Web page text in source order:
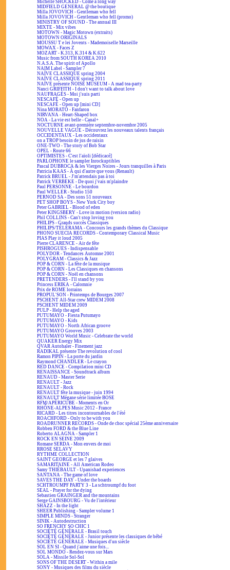
Michelle SHOCKED - Come a long way
MIDFIELD GENERAL @ the boutique
Milla JOVOVICH - Gentleman who fell
Milla JOVOVICH - Gentleman who fell (promo)
MINISTRY OF SOUND - The annual III
MIXTE - Mix vibes
MOTOWN - Magic Motown (extraits)
MOTOWN ORIGINALS
MOUSSU T e lei Jovents - Mademoiselle Marseille
MOWAX - Faces Z
MOZART - K.313, K.314 & K.622
Music from SOUTH KOREA 2010
N.A.S.A. The spirit of Apollo
NAIM Label - Sampler 7
NAÏVE CLASSIQUE spring 2004
NAÏVE CLASSIQUE spring 2011
NAÏVE présente NOISE MUSEUM - A mad tea-party
Nanci GRIFFITH - I don't want to talk about love
NAUFRAGÉS - Moi j'suis parti
NESCAFÉ - Open up
NESCAFÉ - Open up [mini CD]
Nina MORATO - Fanfaron
NIRVANA - Heart-Shaped box
NOA - La vie est belle - Canal+
NOCTURNE avant-première septembre-novembre 2005
NOUVELLE VAGUE - Découvrez les nouveaux talents français
OCCIDENTAUX - Les occidentaux
on a TROP besoin de jus de raisin
ONE-TWO - The story of Bob Star
OPEL - Route 66
OPTIMISTES - C'est l'aïoli [dédicacé]
PARLOPHONE le sampler Inrockuptibles
Pascal DUBROCA & les Vierges Noires - Jours tranquilles à Paris
Patricia KAAS - À qui d'autre que vous (Renault)
Patrick BRUEL - J'm'attendais pas à toi
Patrick VERBEKE - De quoi j'vais m'plaindre
Paul PERSONNE - Le bourdon
Paul WELLER - Studio 150
PERNOD SA - Des sons 51 nouveaux
PET SHOP BOYS - New York City boy
Peter GABRIEL - Blood of eden
Peter KINGSBERY - Love in motion (version radio)
Phil COLLINS - Can't stop loving you
PHILIPS - Grands succès Classiques
PHILIPS/TÉLÉRAMA - Concours les grands thèmes du Classique
PHONO SUECIA RECORDS - Contemporary Classical Music
PIAS Play it loud 2005
Pierre CLARENCE - Air de fête
PISHROGUES - Indispensable
POLYDOR - Tendances Automne 2001
POLYGRAM - Classics & Jazz
POP & CORN - La fête de la musique
POP & CORN - Les Classiques en chansons
POP & CORN - Noël en chansons
PRETENDERS - I'll stand by you
Princess ERIKA - Calomnie
Prix de ROME lorrains
PROPUL'SON - Printemps de Bourges 2007
PSCHENT All-Star crew MIDEM 2008
PSCHENT MIDEM 2009
PULP - Help the aged
PUTUMAYO - Fiesta Putumayo
PUTUMAYO - Kids
PUTUMAYO - North African groove
PUTUMAYO Grooves 2003
PUTUMAYO World Music - Celebrate the world
QUAKER Energy Mix
QVAR Autohaler - Finement jazz
RADIKAL présente The revolution of cool
Ramon PIPIN - La porte du jardin
Raymond CHANDLER - Le crayon
RED DANCE - Compilation mini CD
RENAISSANCE - Soundtrack album
RENAUD - Master Serie
RENAULT - Jazz
RENAULT - Rock
RENAULT fête la musique - juin 1994
RENAULT Mégane série limitée BOSE
RFM/APÉRICUBE - Moments en Or
RHÔNE-ALPES Music 2012 - France
RICARD - Les titres incontournables de l'été
ROACHFORD - Only to be with you
ROADRUNNER RECORDS - Onde de choc spécial 25ème anniversaire
Robben FORD & the Blue Line
Roberto ALAGNA - Sampler 1
ROCK EN SEINE 2009
Romane SERDA - Mon envers de moi
RROSE SELAVY
RYTHME COLLECTION
SAINT GEORGE et les 7 glaives
SAMARITAINE - All American Rodeo
Samy THIÉBAULT - Upanishad experiences
SANTANA - The game of love
SAVES THE DAY - Under the boards
SCHTROUMPF PARTY 3 - La schtroumpf du foot
SEAL - Prayer for the dying
Sebastien GRAINGER and the mountains
Serge GAINSBOURG - Vu de l'intérieur
SHAZZ - In the light
SHEER Publishing - Sampler volume 1
SIMPLE MINDS - Stranger
SINIK - Autodestruction
SO FRENCHY SO CHIC 1
SOCIÉTÉ GÉNÉRALE - Brasil touch
SOCIÉTÉ GÉNÉRALE - Junior présente les classiques de bébé
SOCIÉTÉ GÉNÉRALE - Musiques d'un siècle
SOL EN SI - Quand j'aime une fois...
SOL MONDO - Rendez-vous sur Mars
SOLA - Missile Sol-Sol
SONS OF THE DESERT - Within a mile
SONY - Musiques des films du siècle